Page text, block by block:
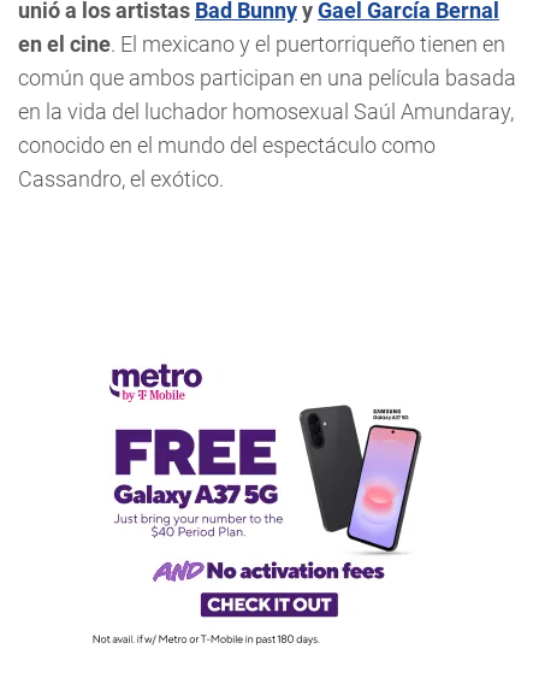
unió a los artistas Bad BunnyyGael García Bernal
en el cine. El mexicano y el puertorriqueño tienen en
común que ambos participan en una película basada
en la vida del luchador homosexual Saúl Amundaray,
conocido en el mundo del espectáculo como
Cassandro, el exótico.